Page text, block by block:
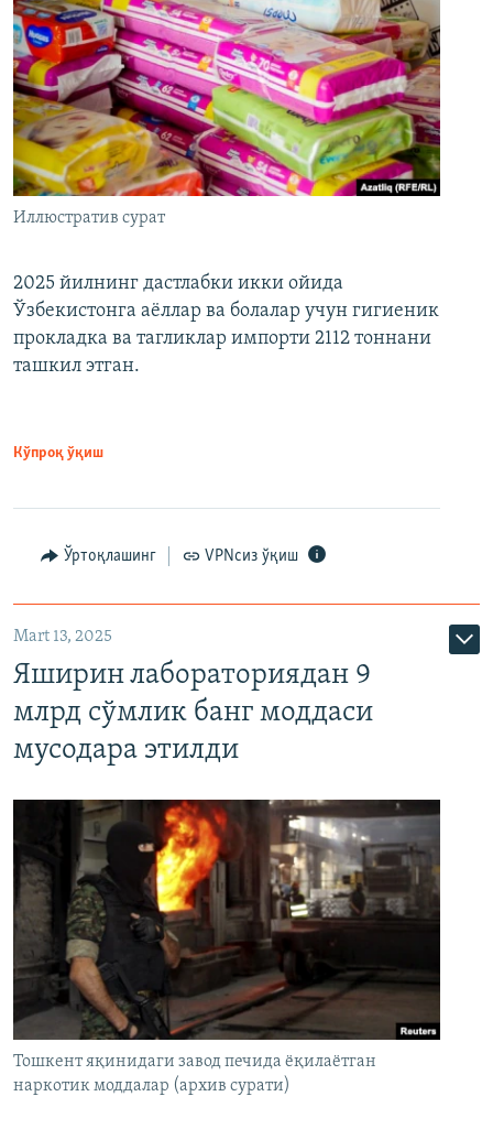
Иллюстратив сурат
2025 йилнинг дастлабки икки ойида
Ўзбекистонга аёллар ва болалар учун гигиеник
прокладка ва тагликлар импорти 2112 тоннани
ташкил этган.
Кўпроқ ўқиш
Ўртоқлашинг VPNсиз ўқиш
Mart 13, 2025
Яширин лабораториядан 9
млрд сўмлик банг моддаси
мусодара этилди
Тошкент яқинидаги завод печида ёқилаётган
наркотик моддалар (архив сурати)